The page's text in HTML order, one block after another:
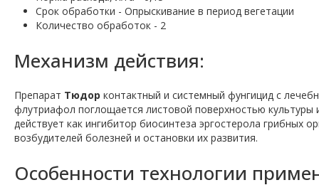
Срок обработки - Опрыскивание в период вегетации
Количество обработок - 2
Механизм действия:
Препарат Тюдор контактный и системный фунгицид с
флутриафол поглощается листовой поверхностью
действует как ингибитор биосинтеза эргостерола грибных
возбудителей болезней и остановки их развития.
Особенности технологии